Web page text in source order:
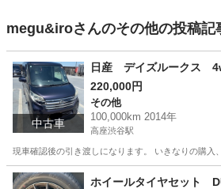
megu&iroさんのその他の投稿記
中古車
220,000円
その他
100,000km 2014年
高座渋谷駅
現車確認後の引き渡しになります。 いきなりの
神奈川 大和市 高座渋谷駅 その他
ホイールタイヤセット